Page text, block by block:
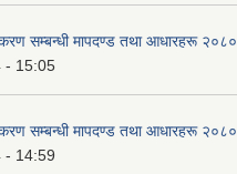
सम्बन्धी मापदण्ड तथा आधारहरू २०८०
- 15:05
सम्बन्धी मापदण्ड तथा आधारहरू २०८०
- 14:59